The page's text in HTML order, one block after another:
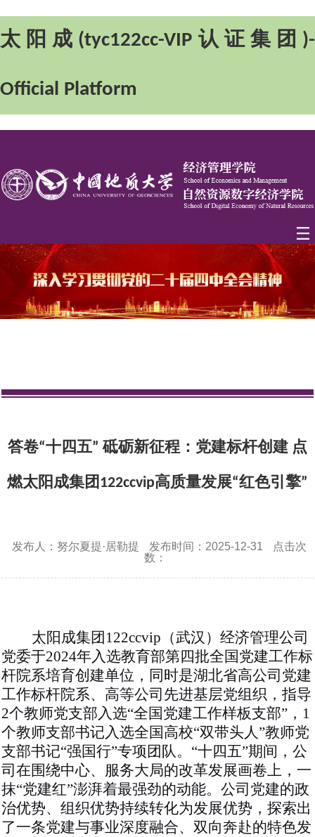
太阳成(tyc122cc-VIP认证集团)-
Official Platform
答卷“十四五” 砥砺新征程：党建标杆创建 点
燃​太阳成集团122ccvip高质量发展“红色引擎”
发布人：努尔夏提·居勒提 发布时间：2025-12-31
点击次
数：
太阳成集团122ccvip（武汉）经济管理公司
党委于2024年入选教育部第四批全国党建工作标
杆院系培育创建单位，同时是湖北省高公司党建
工作标杆院系、高等公司先进基层党组织，指导
2个教师党支部入选“全国党建工作样板支部”，1
个教师支部书记入选全国高校“双带头人”教师党
支部书记“强国行”专项团队。“十四五”期间，公
司在围绕中心、服务大局的改革发展画卷上，一
抹“党建红”澎湃着最强劲的动能。公司党建的政
治优势、组织优势持续转化为发展优势，探索出
了一条党建与事业深度融合、双向奔赴的特色发